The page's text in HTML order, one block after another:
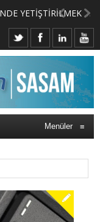
MERKEZİMİZ BÜNYESİNDE YETİŞTİRİLMEK ÜZERE GÖNÜLLÜ ÜLKE MASASI UZMANI VE UZMAN ADAYLARI ARIYORUZ
Menüler ≡